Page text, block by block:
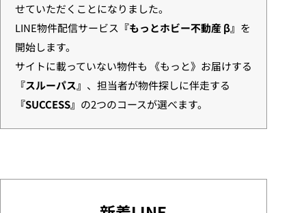
せていただくことになりました。
LINE物件配信サービス 『もっとホビー不動産 β』 を
開始します。
サイトに載っていない物件も 《もっと》お届けする
『スルーパス』 、担当者が物件探しに伴走する
『SUCCESS』 の2つのコースが選べます。